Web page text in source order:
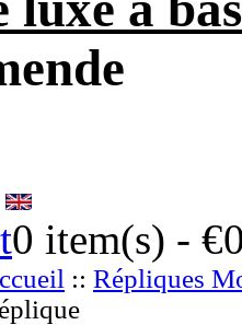
0 item(s) -
:: Répliques